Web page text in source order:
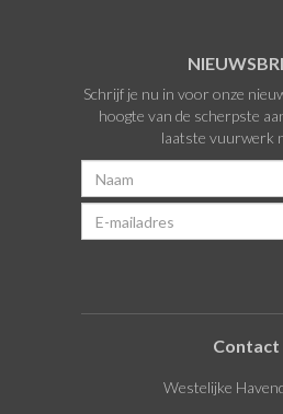
Schrijf je nu in voor onze
hoogte van de scherpste
laatste vuurwerk
Contact
Westelijke